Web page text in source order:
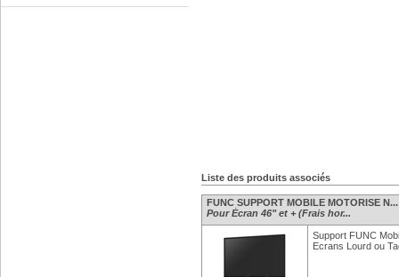
Liste des produits associés
FUNC SUPPORT MOBILE MOTORISE N...
Pour Écran 46" et + (Frais hor...
Support FUNC
Ecrans Lourd ou